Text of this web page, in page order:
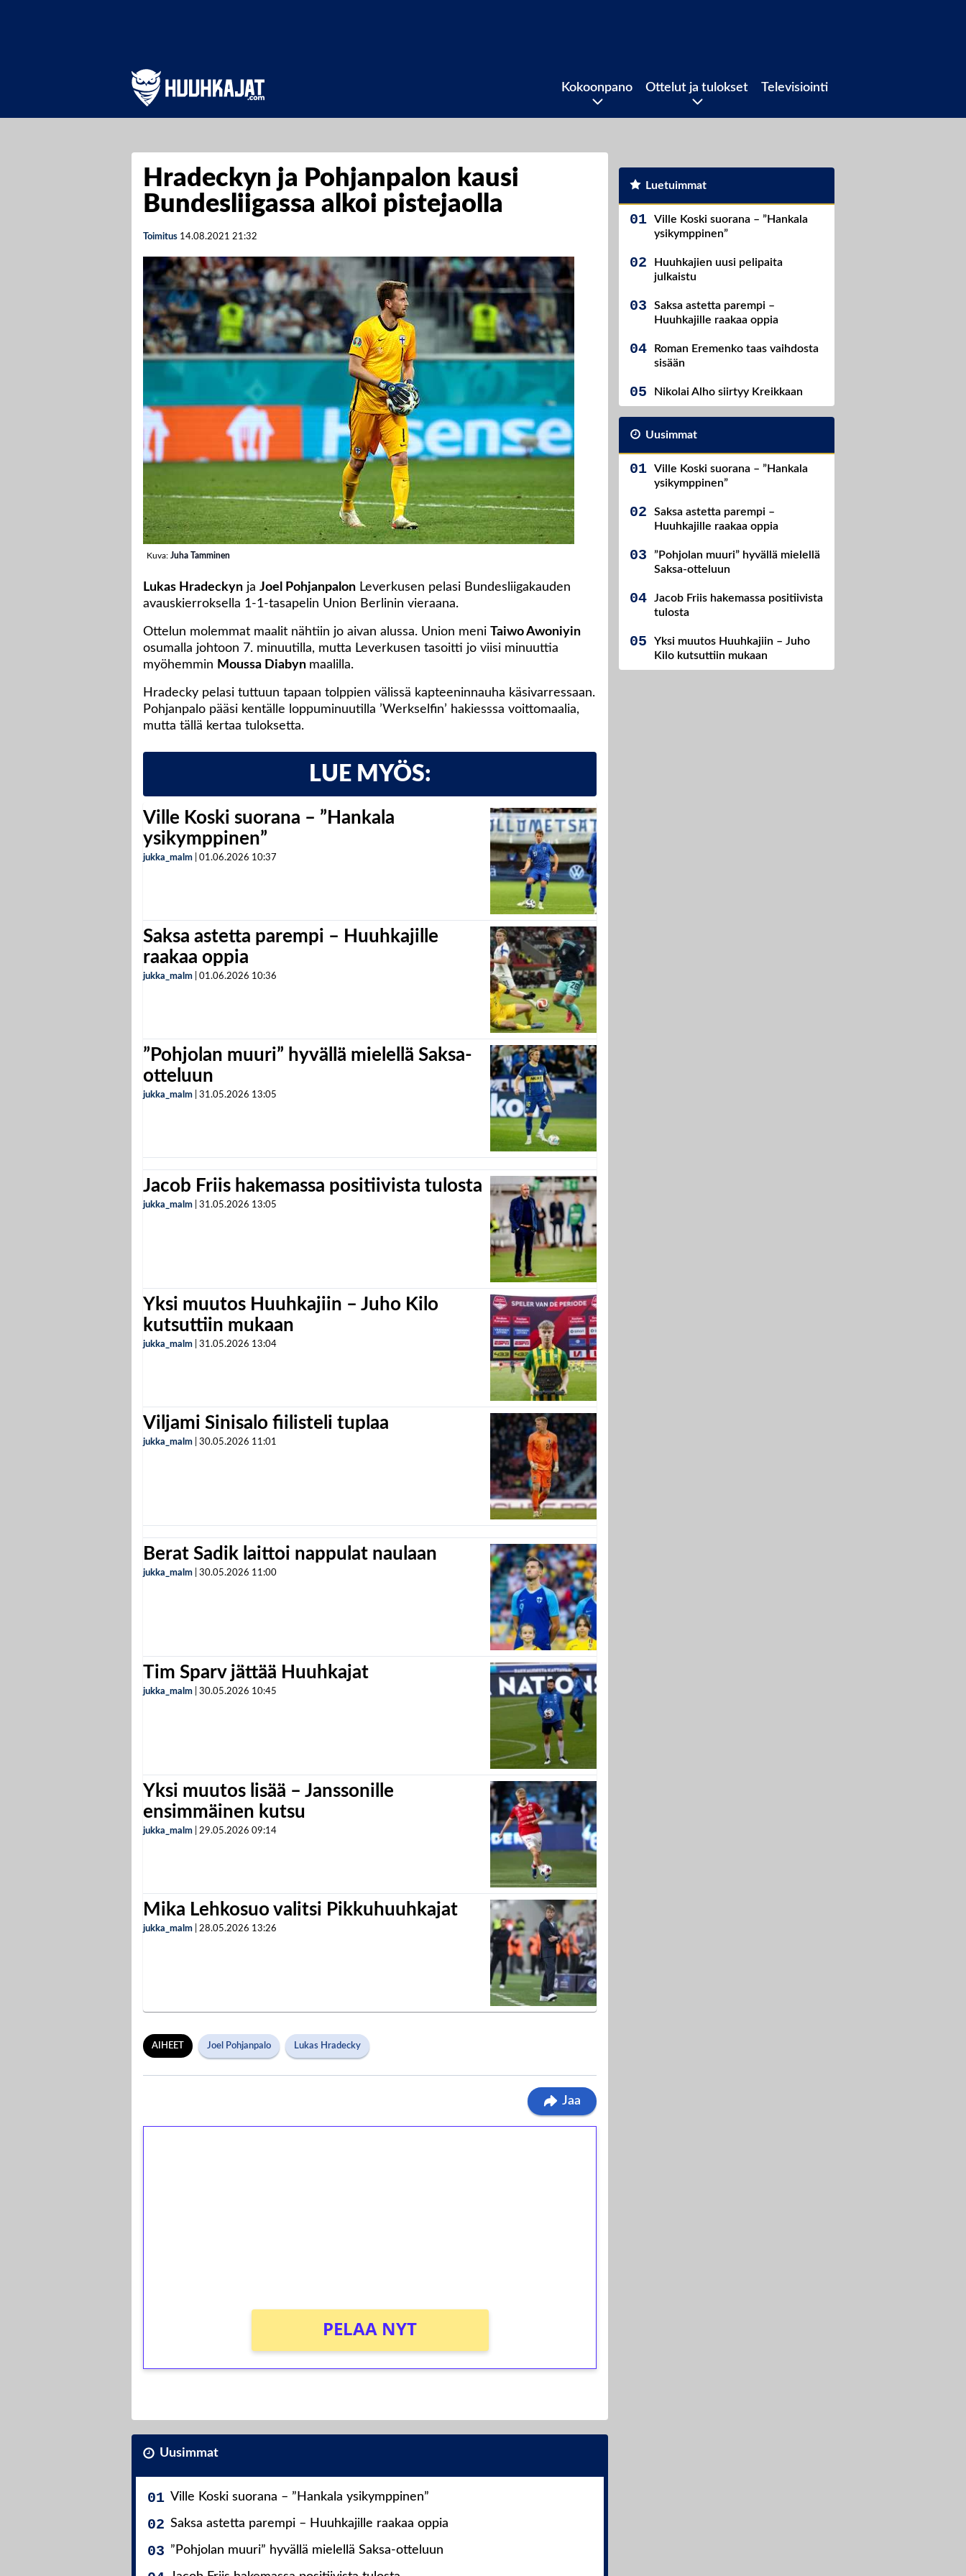
Kokoonpano Ottelut ja tulokset Televisiointi
Hradeckyn ja Pohjanpalon kausi
Bundesliigassa alkoi pistejaolla
Toimitus 14.08.2021 21:32
Kuva: Juha Tamminen
Lukas Hradeckyn ja Joel Pohjanpalon Leverkusen pelasi Bundesliigakauden
avauskierroksella 1-1-tasapelin Union Berlinin vieraana.
Ottelun molemmat maalit nähtiin jo aivan alussa. Union meni Taiwo Awoniyin
osumalla johtoon 7. minuutilla, mutta Leverkusen tasoitti jo viisi minuuttia
myöhemmin Moussa Diabyn maalilla.
Hradecky pelasi tuttuun tapaan tolppien välissä kapteeninnauha käsivarressaan.
Pohjanpalo pääsi kentälle loppuminuutilla ’Werkselfin’ hakiesssa voittomaalia,
mutta tällä kertaa tuloksetta.
LUE MYÖS:
Ville Koski suorana – ”Hankala
ysikymppinen”
jukka_malm 01.06.2026 10:37
Saksa astetta parempi – Huuhkajille
raakaa oppia
jukka_malm 01.06.2026 10:36
”Pohjolan muuri” hyvällä mielellä Saksa-
otteluun
jukka_malm 31.05.2026 13:05
Jacob Friis hakemassa positiivista tulosta
jukka_malm 31.05.2026 13:05
Yksi muutos Huuhkajiin – Juho Kilo
kutsuttiin mukaan
jukka_malm 31.05.2026 13:04
Viljami Sinisalo fiilisteli tuplaa
jukka_malm 30.05.2026 11:01
Berat Sadik laittoi nappulat naulaan
jukka_malm 30.05.2026 11:00
Tim Sparv jättää Huuhkajat
jukka_malm 30.05.2026 10:45
Yksi muutos lisää – Janssonille
ensimmäinen kutsu
jukka_malm 29.05.2026 09:14
Mika Lehkosuo valitsi Pikkuhuuhkajat
jukka_malm 28.05.2026 13:26
AIHEET Joel Pohjanpalo Lukas Hradecky
Jaa
PELAA NYT
Uusimmat
Ville Koski suorana – ”Hankala ysikymppinen”
Saksa astetta parempi – Huuhkajille raakaa oppia
”Pohjolan muuri” hyvällä mielellä Saksa-otteluun
Luetuimmat
Ville Koski suorana – ”Hankala
ysikymppinen”
Huuhkajien uusi pelipaita
julkaistu
Saksa astetta parempi –
Huuhkajille raakaa oppia
Roman Eremenko taas vaihdosta
sisään
Nikolai Alho siirtyy Kreikkaan
Uusimmat
Ville Koski suorana – ”Hankala
ysikymppinen”
Saksa astetta parempi –
Huuhkajille raakaa oppia
”Pohjolan muuri” hyvällä mielellä
Saksa-otteluun
Jacob Friis hakemassa positiivista
tulosta
Yksi muutos Huuhkajiin – Juho
Kilo kutsuttiin mukaan